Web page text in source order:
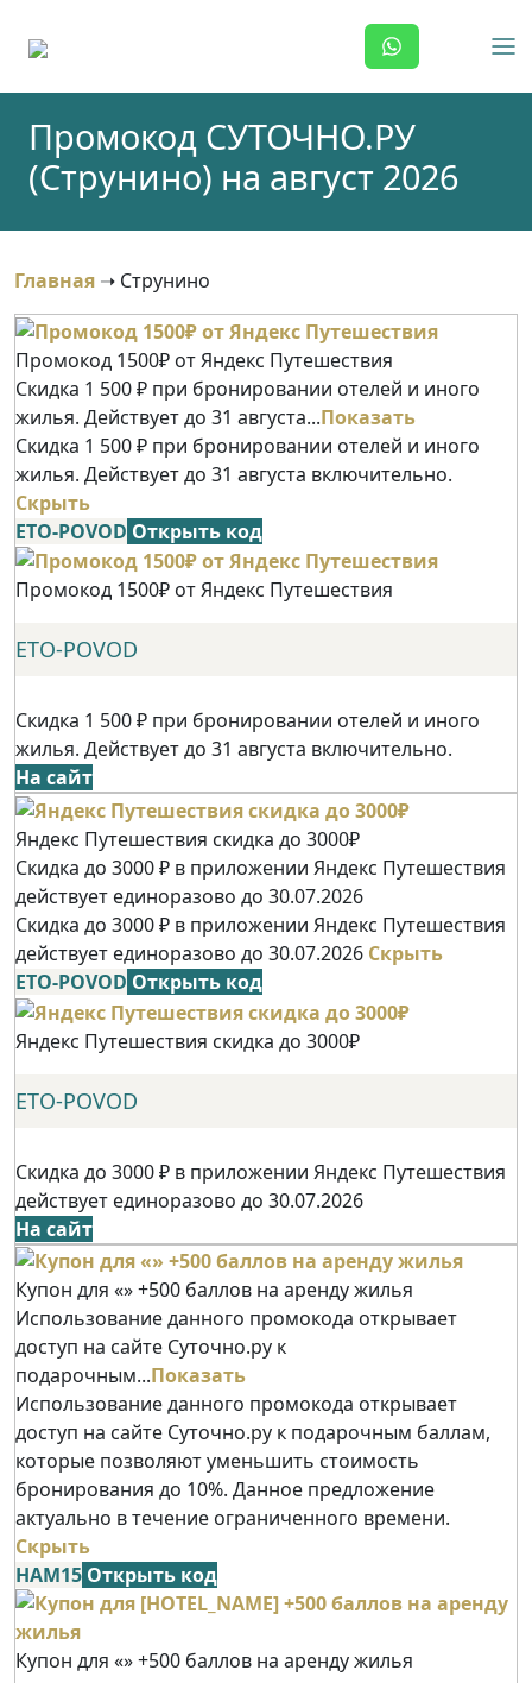
Промокод СУТОЧНО.РУ
(Струнино) на август 2026
Главная ➝ Струнино
Промокод 1500₽ от Яндекс Путешествия
Скидка 1 500 ₽ при бронировании отелей и иного
жилья. Действует до 31 августа...Показать
Скидка 1 500 ₽ при бронировании отелей и иного
жилья. Действует до 31 августа включительно.
Скрыть
ETO-POVOD Открыть код
Промокод 1500₽ от Яндекс Путешествия
ETO-POVOD
Скидка 1 500 ₽ при бронировании отелей и иного
жилья. Действует до 31 августа включительно.
На сайт
Яндекс Путешествия скидка до 3000₽
Скидка до 3000 ₽ в приложении Яндекс Путешествия
действует единоразово до 30.07.2026
Скидка до 3000 ₽ в приложении Яндекс Путешествия
действует единоразово до 30.07.2026 Скрыть
ETO-POVOD Открыть код
Яндекс Путешествия скидка до 3000₽
ETO-POVOD
Скидка до 3000 ₽ в приложении Яндекс Путешествия
действует единоразово до 30.07.2026
На сайт
Купон для «» +500 баллов на аренду жилья
Использование данного промокода открывает
доступ на сайте Суточно.ру к
подарочным...Показать
Использование данного промокода открывает
доступ на сайте Суточно.ру к подарочным баллам,
которые позволяют уменьшить стоимость
бронирования до 10%. Данное предложение
актуально в течение ограниченного времени.
Скрыть
НАМ15 Открыть код
Купон для «» +500 баллов на аренду жилья